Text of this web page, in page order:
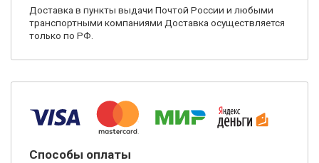
Доставка в пункты выдачи Почтой России и любыми
транспортными компаниями Доставка осуществляется
только по РФ.
Способы оплаты